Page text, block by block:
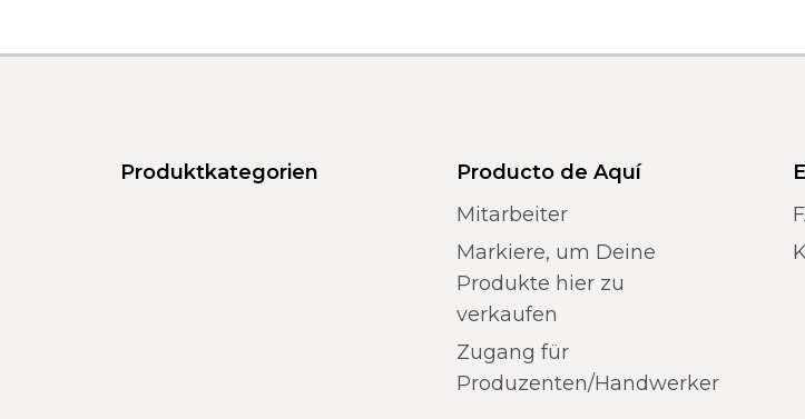
Produktkategorien
Producto de Aquí
Mitarbeiter
Markiere, um Deine
Produkte hier zu
verkaufen
Zugang für
Produzenten/Handwerker